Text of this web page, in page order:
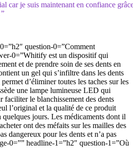
car je suis maintenant en confiance
question-0=”Comment
0=”Whitify est un dispositif qui
et de prendre soin de ses dents en
un gel qui s’infiltre dans les dents
d’éliminer toutes les taches sur les
une lampe lumineuse LED qui
faciliter le blanchissement des dents
l’original et la qualité de ce produit
quelques jours. Les médicaments dont il
ont des méfaits sur les mailles des
dangereux pour les dents et n’a pas
0=”” headline-1=”h2″ question-1=”Où